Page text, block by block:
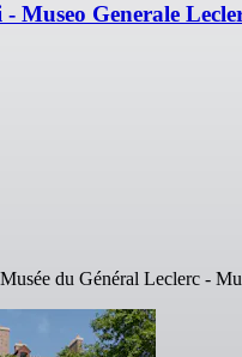
Museo Generale
du Général Leclerc -